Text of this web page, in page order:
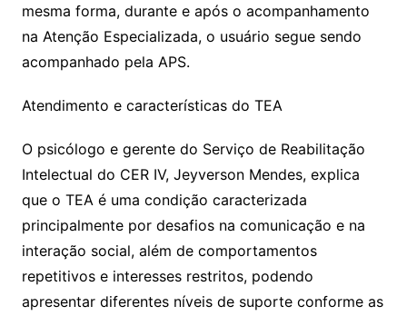
mesma forma, durante e após o acompanhamento
na Atenção Especializada, o usuário segue sendo
acompanhado pela APS.
Atendimento e características do TEA
O psicólogo e gerente do Serviço de Reabilitação
Intelectual do CER IV, Jeyverson Mendes, explica
que o TEA é uma condição caracterizada
principalmente por desafios na comunicação e na
interação social, além de comportamentos
repetitivos e interesses restritos, podendo
apresentar diferentes níveis de suporte conforme as